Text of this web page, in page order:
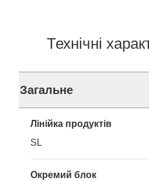
Технічні
Загальне
Лінійка продуктів
SL
Окремий блок